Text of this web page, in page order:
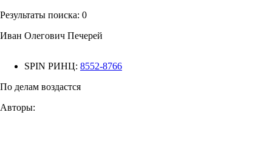
Результаты поиска: 0
Иван Олегович Печерей
SPIN РИНЦ: 8552-8766
По делам воздастся
Авторы: